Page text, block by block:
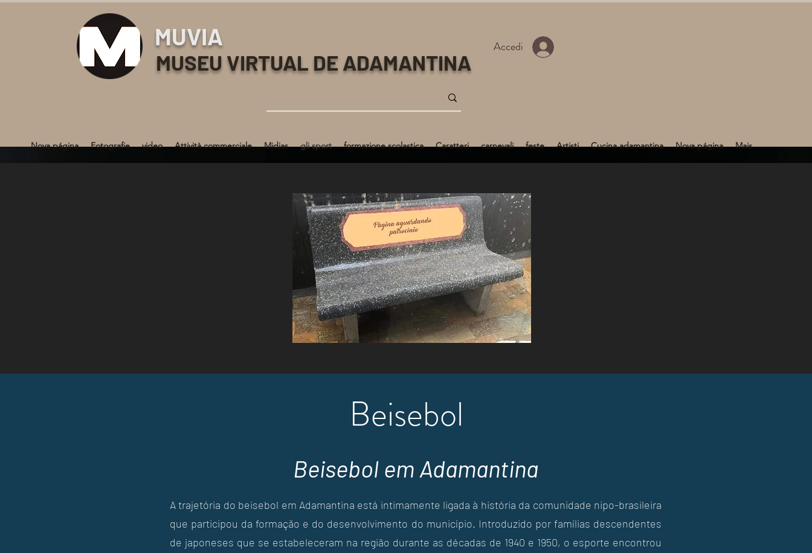
MUSEU VIRTUAL DE ADAMANTINA
Accedi
MUVIA
Nova página Fotografie video Attività commerciale Midias gli sport formazione scolastica Caratteri carnevali feste Artisti Cucina adamantina Nova página Mais
Beisebol
Beisebol em Adamantina
A trajetória do beisebol em Adamantina está intimamente ligada à história da comunidade nipo-brasileira
que participou da formação e do desenvolvimento do município. Introduzido por famílias descendentes
de japoneses que se estabeleceram na região durante as décadas de 1940 e 1950, o esporte encontrou